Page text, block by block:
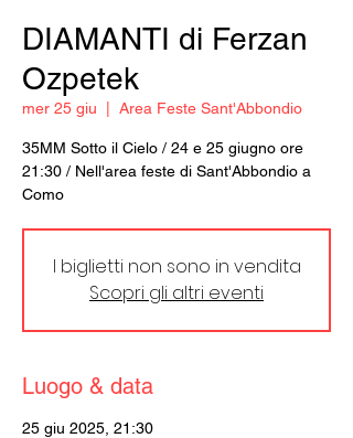
DIAMANTI di Ferzan
Ozpetek
mer 25 giu Area Feste Sant'Abbondio
35MM Sotto il Cielo / 24 e 25 giugno ore
21:30 / Nell'area feste di Sant'Abbondio a
Como
I biglietti non sono in vendita
Scopri gli altri eventi
Luogo & data
25 giu 2025, 21:30